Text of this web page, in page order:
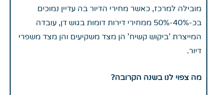
מובילה למרכז, כאשר מחירי הדיור בה עדיין נמוכים
בכ-40%-50% ממחירי דירות דומות בגוש דן, עובדה
המייצרת 'ביקוש קשיח' הן מצד משקיעים והן מצד משפרי
דיור.
מה צפוי לנו בשנה הקרובה?